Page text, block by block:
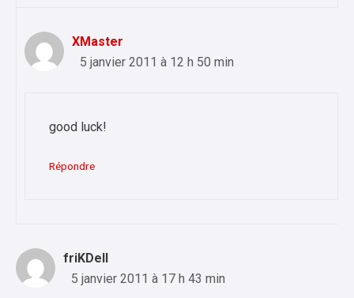
XMaster
5 janvier 2011 à 12 h 50 min
good luck!
Répondre
friKDell
5 janvier 2011 à 17 h 43 min